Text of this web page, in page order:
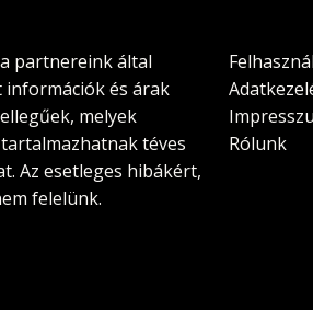
partnereink által
és árak
melyek
téves
Az esetleges hibákért,
felelünk.
Rólunk